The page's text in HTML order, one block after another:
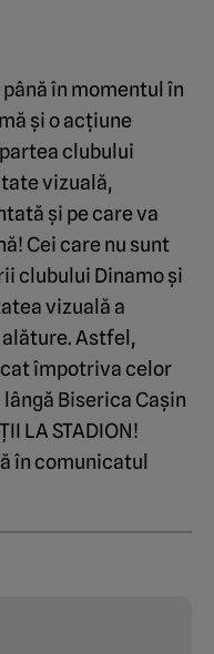
în momentul în
și o acțiune
clubului
vizuală,
și pe care va
Cei care nu sunt
clubului Dinamo și
vizuală a
Astfel,
împotriva celor
Biserica Cașin
LA STADION!
în comunicatul